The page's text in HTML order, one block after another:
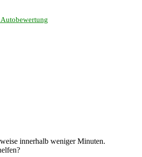
innerhalb weniger Minuten.